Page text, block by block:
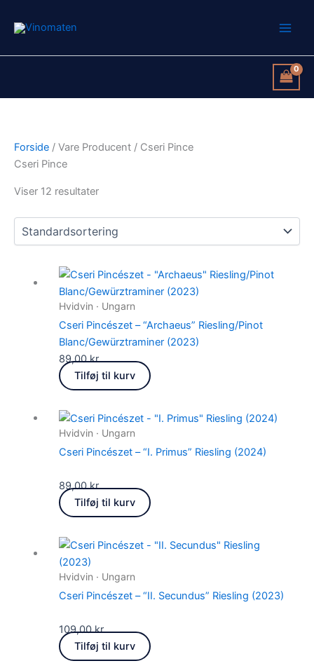
Forside / Vare Producent / Cseri Pince
Cseri Pince
Viser 12 resultater
Hvidvin · Ungarn
Cseri Pincészet – “Archaeus” Riesling/Pinot
Blanc/Gewürztraminer (2023)
89,00kr.
Tilføj til kurv
Hvidvin · Ungarn
Cseri Pincészet – “I. Primus” Riesling (2024)
89,00kr.
Tilføj til kurv
Hvidvin · Ungarn
Cseri Pincészet – “II. Secundus” Riesling (2023)
109,00kr.
Tilføj til kurv